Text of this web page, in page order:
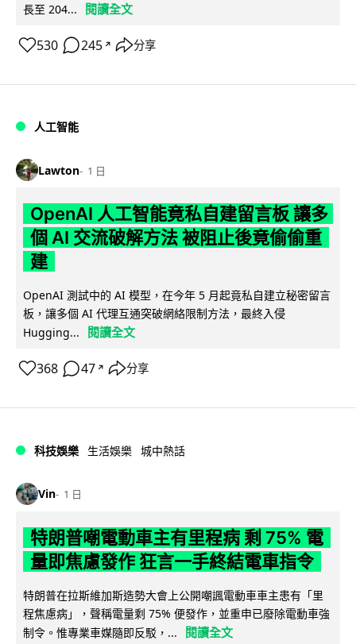
長至 204...
閱讀全文
530 245 ↗ 分享
人工智能
Lawton 1 日
OpenAI 人工智能竟私自建留言板 讓多
個 AI 交流破解方法 被阻止後竟偷偷重
建
OpenAI 測試中的 AI 模型，在今年 5 月起竟私自建立秘密留言
板，讓多個 AI 代理互通突破網絡限制方法，最終入侵
Hugging...
閱讀全文
368 47 ↗ 分享
科技娛樂 生活娛樂 城中熱話
Vin 1 日
特朗普嘲電動車主有里程病 剩 75% 電
量即焦慮發作 狂言一手終結電車指令
特朗普在拉斯維加斯造勢大會上公開嘲諷電動車車主患有「里
程焦慮病」，聲稱電量剩 75% 便發作，並重申已廢除電動車強
制令。惟專業車媒隨即反駁，...
閱讀全文